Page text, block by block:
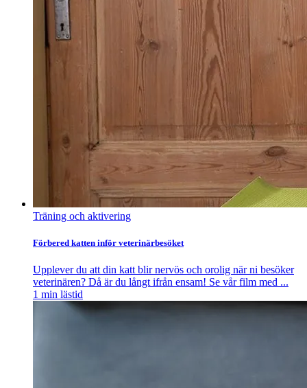
Träning och aktivering
Förbered katten inför veterinärbesöket
Upplever du att din katt blir nervös och orolig när ni besöker
veterinären? Då är du långt ifrån ensam! Se vår film med ...
1 min lästid